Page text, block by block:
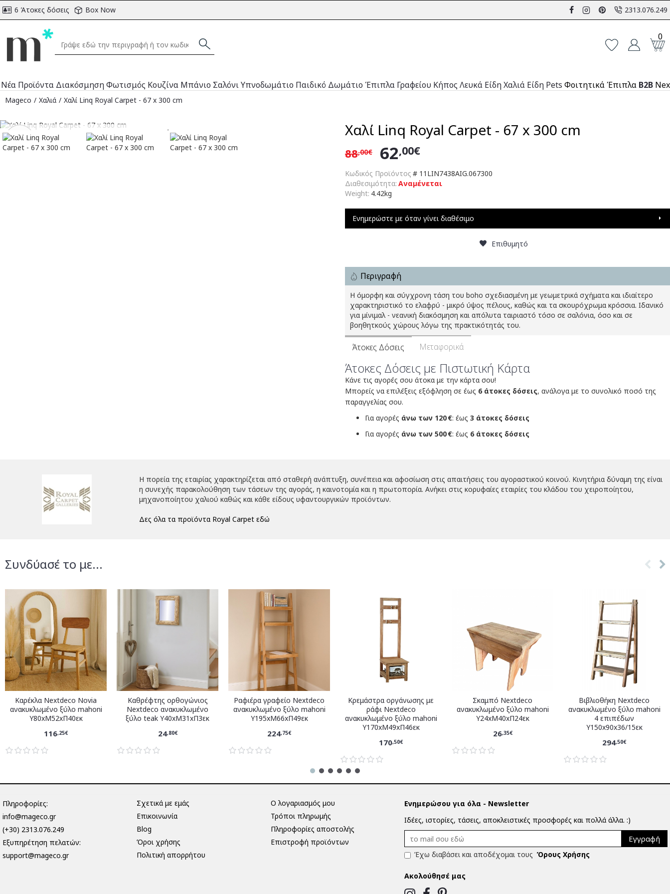
6 Άτοκες δόσεις Box Now 2313.076.249
0
Νέα Προϊόντα ΔιακόσμησηΦωτισμός Κουζίνα Μπάνιο ΣαλόνιΥπνοδωμάτιο Παιδικό Δωμάτιο Έπιπλα Γραφείου Κήπος Λευκά ΕίδηΧαλιά Είδη Pets Φοιτητικά Έπιπλα B2B
Mageco Χαλιά Χαλί Linq Royal Carpet - 67 x 300 cm
-30% Αναμένεται Χαλί Linq Royal Carpet - 67 x 300 cm
Κωδικός Προϊόντος # 11LIN7438AIG.067300
Διαθεσιμότητα: Αναμένεται
Weight: 4.42kg
62,00€
88,00€
Ενημερώστε με όταν γίνει διαθέσιμο
Επιθυμητό
Περιγραφή
Η όμορφη και σύγχρονη τάση του boho σχεδιασμένη με γεωμετρικά σχήματα και ιδιαίτερο
χαρακτηριστικό το ελαφρύ - μικρό ύψος πέλους, καθώς και τα σκουρόχρωμα κρόσσια. Ιδανικό
για μίνιμαλ - νεανική διακόσμηση και απόλυτα ταιριαστό τόσο σε σαλόνια, όσο και σε
βοηθητκούς χώρους λόγω της πρακτικότητάς του.
Άτοκες Δόσεις Μεταφορικά
Άτοκες Δόσεις με Πιστωτική Κάρτα
Κάνε τις αγορές σου άτοκα με την κάρτα σου!
Μπορείς να επιλέξεις εξόφληση σε έως 6 άτοκες δόσεις, ανάλογα με το συνολικό ποσό της
παραγγελίας σου.
Για αγορές άνω των 120 €: έως 3 άτοκες δόσεις
Για αγορές άνω των 500 €: έως 6 άτοκες δόσεις
Η πορεία της εταιρίας χαρακτηρίζεται από σταθερή ανάπτυξη, συνέπεια και αφοσίωση στις απαιτήσεις του αγοραστικού κοινού. Κινητήρια δύναμη της είναι
η συνεχής παρακολούθηση των τάσεων της αγοράς, η καινοτομία και η πρωτοπορία. Ανήκει στις κορυφαίες εταιρίες του κλάδου του χειροποίητου,
μηχανοποίητου χαλιού καθώς και κάθε είδους υφαντουργικών προϊόντων.
Δες όλα τα προϊόντα Royal Carpet εδώ
Συνδύασέ το με...
Καρέκλα Nextdeco Novia
ανακυκλωμένο ξύλο mahoni
Υ80xM52xΠ40εκ
116,25€
Καθρέφτης ορθογώνιος
Nextdeco ανακυκλωμένο
ξύλο teak Υ40xM31xΠ3εκ
24,80€
Ραφιέρα γραφείο Nextdeco
ανακυκλωμένο ξύλο mahoni
Υ195xM66xΠ49εκ
224,75€
Κρεμάστρα οργάνωσης με
ράφι Nextdeco
ανακυκλωμένο ξύλο mahoni
Υ170xM49xΠ46εκ
170,50€
Σκαμπό Nextdeco
ανακυκλωμένο ξύλο mahoni
Υ24xM40xΠ24εκ
26,35€
Βιβλιοθήκη Nextdeco
ανακυκλωμένο ξύλο mahoni
4 επιπέδων
Υ150x90x36/15εκ
294,50€
Πληροφορίες:
info@mageco.gr
(+30) 2313.076.249
Eξυπηρέτηση πελατών:
support@mageco.gr
Σχετικά με εμάς
Επικοινωνία
Blog
Όροι χρήσης
Πολιτική απορρήτου
Ο λογαριασμός μου
Τρόποι πληρωμής
Πληροφορίες αποστολής
Επιστροφή προϊόντων
Ενημερώσου για όλα - Newsletter
Ιδέες, ιστορίες, τάσεις, αποκλειστικές προσφορές και πολλά άλλα. :)
Εγγραφή
Έχω διαβάσει και αποδέχομαι τους Όρους Χρήσης
Ακολούθησέ μας